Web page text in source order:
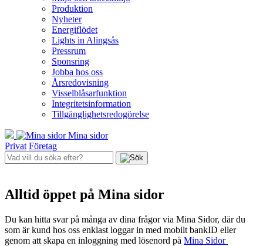
Produktion
Nyheter
Energiflödet
Lights in Alingsås
Pressrum
Sponsring
Jobba hos oss
Årsredovisning
Visselblåsarfunktion
Integritetsinformation
Tillgänglighetsredogörelse
Mina sidor
Privat Företag
Alltid öppet på Mina sidor
Du kan hitta svar på många av dina frågor via Mina Sidor, där du
som är kund hos oss enklast loggar in med mobilt bankID eller
genom att skapa en inloggning med lösenord på Mina Sidor